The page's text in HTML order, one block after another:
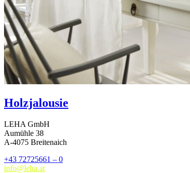
Holz­jalousie
LEHA GmbH
Aumühle 38
A-4075 Breitenaich
+43 72725661 – 0
info@leha.at